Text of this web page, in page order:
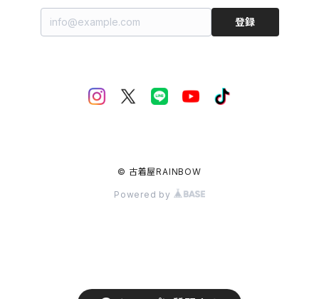
登録
© 古着屋RAINBOW
Powered by